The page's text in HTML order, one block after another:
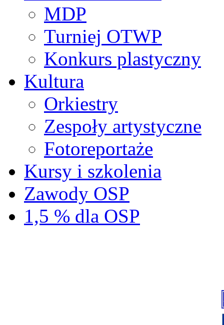
MDP
Turniej OTWP
Konkurs plastyczny
Kultura
Orkiestry
Zespoły artystyczne
Fotoreportaże
Kursy i szkolenia
Zawody OSP
1,5 % dla OSP